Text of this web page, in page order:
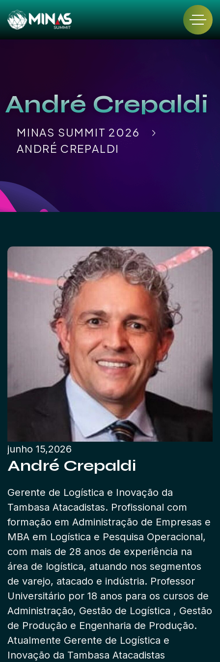
André Crepaldi
MINAS SUMMIT 2026
ANDRÉ CREPALDI
junho 15,2026
André Crepaldi
Gerente de Logística e Inovação da
Tambasa Atacadistas. Profissional com
formação em Administração de Empresas e
MBA em Logística e Pesquisa Operacional,
com mais de 28 anos de experiência na
área de logística, atuando nos segmentos
de varejo, atacado e indústria. Professor
Universitário por 18 anos para os cursos de
Administração, Gestão de Logística , Gestão
de Produção e Engenharia de Produção.
Atualmente Gerente de Logística e
Inovação da Tambasa Atacadistas